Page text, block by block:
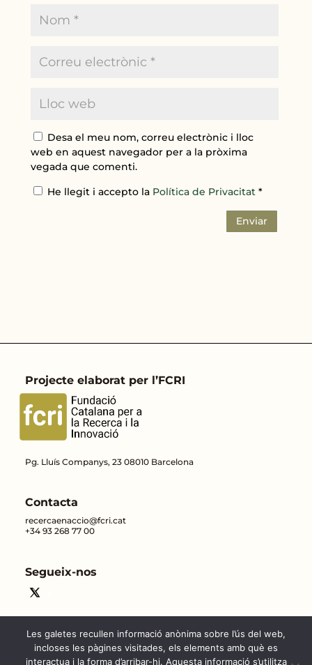
Desa el meu nom, correu electrònic i lloc
web en aquest navegador per a la pròxima
vegada que comenti.
He llegit i accepto la Política de Privacitat*
Enviar
Projecte elaborat per l’FCRI
Pg. Lluís Companys, 23 08010 Barcelona
Contacta
recercaenaccio@fcri.cat
+34 93 268 77 00
Segueix-nos
Les galetes recullen informació anònima sobre l’ús del web,
incloses les pàgines visitades, els elements amb què es
interactua i la forma d’arribar-hi. Aquesta informació s’utilitza